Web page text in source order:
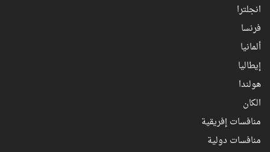
انجلترا
فرنسا
ألمانيا
إيطاليا
هولندا
الكان
منافسات إفريقية
منافسات دولية